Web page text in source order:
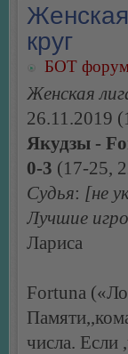
круг
БОТ
Женская
26.11.2019
Якудзы -
0-3 (17-25,
Судья: [не
Лучшие
Лариса
Fortuna
числа. Если